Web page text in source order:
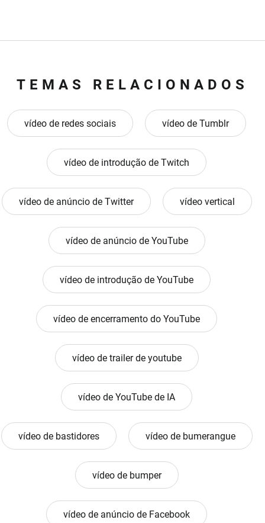
TEMAS RELACIONADOS
vídeo de redes sociais vídeo de Tumblr
vídeo de introdução de Twitch
vídeo de anúncio de Twitter vídeo vertical
vídeo de anúncio de YouTube
vídeo de introdução de YouTube
vídeo de encerramento do YouTube
vídeo de trailer de youtube
vídeo de YouTube de IA
vídeo de bastidores vídeo de bumerangue
vídeo de bumper
vídeo de anúncio de Facebook